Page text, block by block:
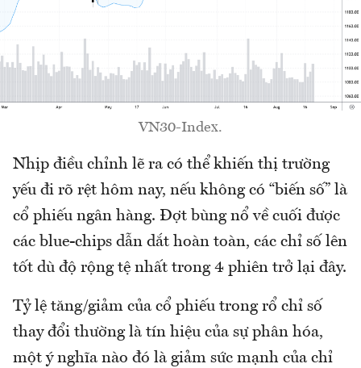
VN30-Index.
Nhịp điều chỉnh lẽ ra có thể khiến thị trường
yếu đi rõ rệt hôm nay, nếu không có “biến số” là
cổ phiếu ngân hàng. Đợt bùng nổ về cuối được
các blue-chips dẫn dắt hoàn toàn, các chỉ số lên
tốt dù độ rộng tệ nhất trong 4 phiên trở lại đây.
Tỷ lệ tăng/giảm của cổ phiếu trong rổ chỉ số
thay đổi thường là tín hiệu của sự phân hóa,
một ý nghĩa nào đó là giảm sức mạnh của chỉ